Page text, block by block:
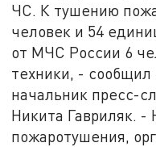
ЧС. К тушению
человек и 54
от МЧС России 6
техники, - сообщил
начальник пресс-
Никита Гавриляк. -
пожаротушения,